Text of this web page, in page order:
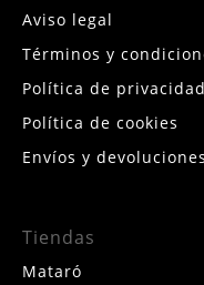
Aviso legal
Términos y
Política de privacidad
Política de cookies
Envíos y devoluciones
Tiendas
Mataró